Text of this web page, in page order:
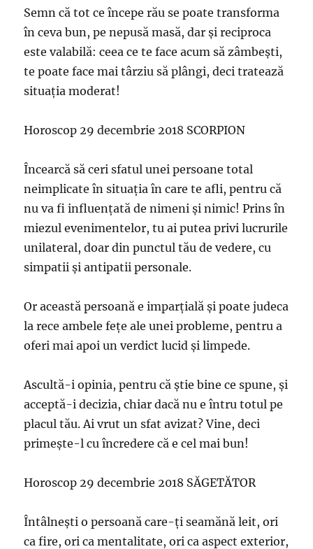
Semn că tot ce începe rău se poate transforma
în ceva bun, pe nepusă masă, dar şi reciproca
este valabilă: ceea ce te face acum să zâmbeşti,
te poate face mai târziu să plângi, deci tratează
situaţia moderat!
Horoscop 29 decembrie 2018 SCORPION
Încearcă să ceri sfatul unei persoane total
neimplicate în situaţia în care te afli, pentru că
nu va fi influenţată de nimeni şi nimic! Prins în
miezul evenimentelor, tu ai putea privi lucrurile
unilateral, doar din punctul tău de vedere, cu
simpatii şi antipatii personale.
Or această persoană e imparţială şi poate judeca
la rece ambele feţe ale unei probleme, pentru a
oferi mai apoi un verdict lucid şi limpede.
Ascultă-i opinia, pentru că ştie bine ce spune, şi
acceptă-i decizia, chiar dacă nu e întru totul pe
placul tău. Ai vrut un sfat avizat? Vine, deci
primeşte-l cu încredere că e cel mai bun!
Horoscop 29 decembrie 2018 SĂGETĂTOR
Întâlneşti o persoană care-ţi seamănă leit, ori
ca fire, ori ca mentalitate, ori ca aspect exterior,